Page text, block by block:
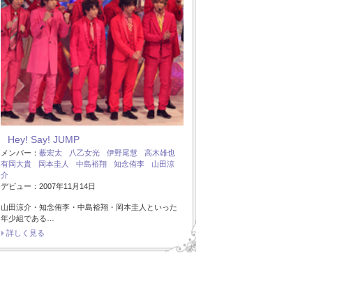
Hey! Say! JUMP
メンバー： 薮宏太 八乙女光 伊野尾慧
高木雄也
有岡大貴
岡本圭人 中島裕翔 知念侑李
山田涼
介
デビュー：2007年11月14日
山田涼介・知念侑李・中島裕翔・岡本圭人といった
年少組である…
詳しく見る